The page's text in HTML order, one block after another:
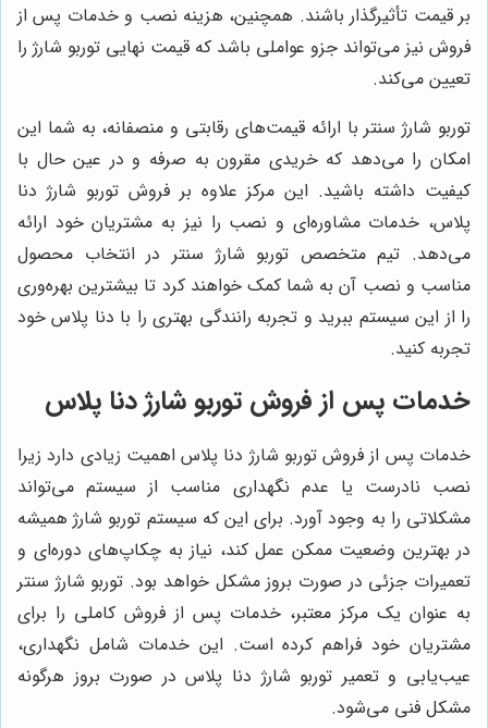
بر قیمت تأثیرگذار باشند. همچنین، هزینه نصب و خدمات پس از
فروش نیز می‌تواند جزو عواملی باشد که قیمت نهایی توربو شارژ را
تعیین می‌کند.
توربو شارژ سنتر با ارائه قیمت‌های رقابتی و منصفانه، به شما این
امکان را می‌دهد که خریدی مقرون به صرفه و در عین حال با
کیفیت داشته باشید. این مرکز علاوه بر فروش توربو شارژ دنا
پلاس، خدمات مشاوره‌ای و نصب را نیز به مشتریان خود ارائه
می‌دهد. تیم متخصص توربو شارژ سنتر در انتخاب محصول
مناسب و نصب آن به شما کمک خواهند کرد تا بیشترین بهره‌وری
را از این سیستم ببرید و تجربه رانندگی بهتری را با دنا پلاس خود
تجربه کنید.
خدمات پس از فروش توربو شارژ دنا پلاس
خدمات پس از فروش توربو شارژ دنا پلاس اهمیت زیادی دارد زیرا
نصب نادرست یا عدم نگهداری مناسب از سیستم می‌تواند
مشکلاتی را به وجود آورد. برای این که سیستم توربو شارژ همیشه
در بهترین وضعیت ممکن عمل کند، نیاز به چکاپ‌های دوره‌ای و
تعمیرات جزئی در صورت بروز مشکل خواهد بود. توربو شارژ سنتر
به عنوان یک مرکز معتبر، خدمات پس از فروش کاملی را برای
مشتریان خود فراهم کرده است. این خدمات شامل نگهداری،
عیب‌یابی و تعمیر توربو شارژ دنا پلاس در صورت بروز هرگونه
مشکل فنی می‌شود.